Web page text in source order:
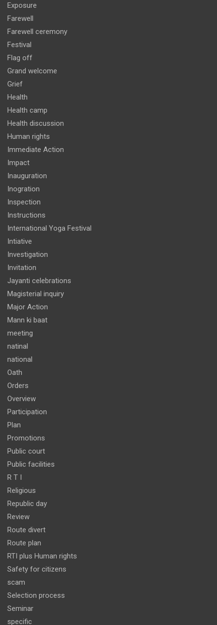
Exposure
Farewell
Farewell ceremony
Festival
Flag off
Grand welcome
Grief
Health
Health camp
Health discussion
Human rights
Immediate Action
Impact
Inauguration
Inogration
Inspection
Instructions
International Yoga Festival
Intiative
Investigation
Invitation
Jayanti celebrations
Magisterial inquiry
Major Action
Mann ki baat
meeting
natinal
national
Oath
Orders
Overview
Participation
Plan
Promotions
Public court
Public facilities
R T I
Religious
Republic day
Review
Route divert
Route plan
RTI plus Human rights
Safety for citizens
scam
Selection process
Seminar
specific